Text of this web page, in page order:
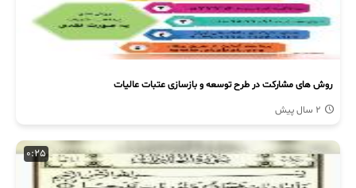
روش های مشارکت در طرح توسعه و بازسازی عتبات عالیات
0:25